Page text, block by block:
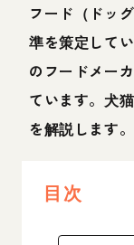
フード（ドッ
準を策定して
のフードメー
ています。犬
を解説します。
目次